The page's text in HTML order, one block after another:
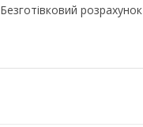
Безготівковий розрахунок